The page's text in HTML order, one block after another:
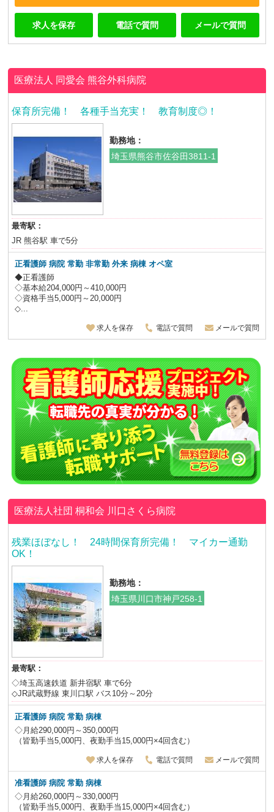
求人を保存 電話で質問 メールで質問
医療法人 同愛会 熊谷外科病院
保育所完備！ 各種手当充実！ 教育制度◎！
勤務地：
埼玉県熊谷市佐谷田3811-1
最寄駅：
JR 熊谷駅 車で5分
正看護師 病院 常勤 非常勤 外来 病棟 オペ室
◆正看護師
◇基本給204,000円～410,000円
◇資格手当5,000円～20,000円
◇...
求人を保存 電話で質問 メールで質問
医療法人社団 桐和会 川口さくら病院
残業ほぼなし！ 24時間保育所完備！ マイカー通勤
OK！
勤務地：
埼玉県川口市神戸258-1
最寄駅：
◇埼玉高速鉄道 新井宿駅 車で6分
◇JR武蔵野線 東川口駅 バス10分～20分
正看護師 病院 常勤病棟
◇月給290,000円～350,000円
（皆勤手当5,000円、夜勤手当15,000円×4回含む）
求人を保存 電話で質問 メールで質問
准看護師 病院 常勤病棟
◇月給260,000円～330,000円
（皆勤手当5,000円、夜勤手当15,000円×4回含む）